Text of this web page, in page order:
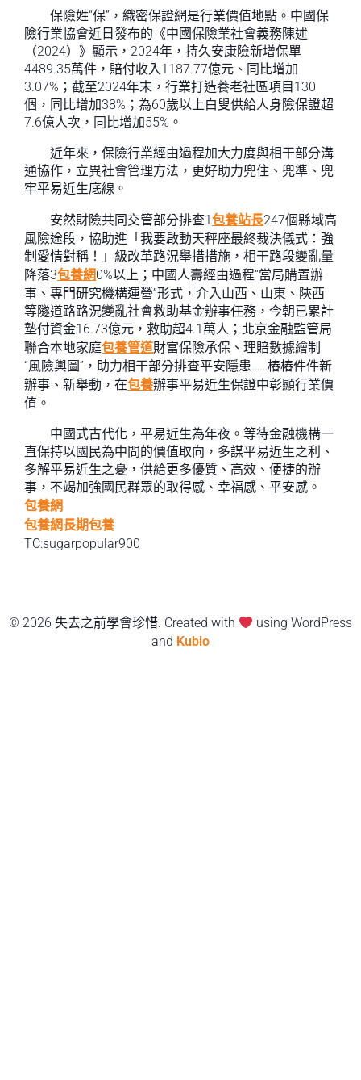
保險姓“保”，織密保證網是行業價值地點。中國保
險行業協會近日發布的《中國保險業社會義務陳述
（2024）》顯示，2024年，持久安康險新增保單
4489.35萬件，賠付收入1187.77億元、同比增加
3.07%；截至2024年末，行業打造養老社區項目130
個，同比增加38%；為60歲以上白叟供給人身險保證超
7.6億人次，同比增加55%。
近年來，保險行業經由過程加大力度與相干部分溝
通協作，立異社會管理方法，更好助力兜住、兜準、兜
牢平易近生底線。
安然財險共同交管部分排查1包養站長247個縣域高
風險途段，協助進「我要啟動天秤座最終裁決儀式：強
制愛情對稱！」級改革路況舉措措施，相干路段變亂量
降落3包養網0%以上；中國人壽經由過程“當局購置辦
事、專門研究機構運營”形式，介入山西、山東、陜西
等隧道路路況變亂社會救助基金辦事任務，今朝已累計
墊付資金16.73億元，救助超4.1萬人；北京金融監管局
聯合本地家庭包養管道財富保險承保、理賠數據繪制
“風險輿圖”，助力相干部分排查平安隱患……樁樁件件新
辦事、新舉動，在包養辦事平易近生保證中彰顯行業價
值。
中國式古代化，平易近生為年夜。等待金融機構一
直保持以國民為中間的價值取向，多謀平易近生之利、
多解平易近生之憂，供給更多優質、高效、便捷的辦
事，不竭加強國民群眾的取得感、幸福感、平安感。
包養網
包養網長期包養
TC:sugarpopular900
© 2026 失去之前學會珍惜. Created with
using WordPress
and Kubio